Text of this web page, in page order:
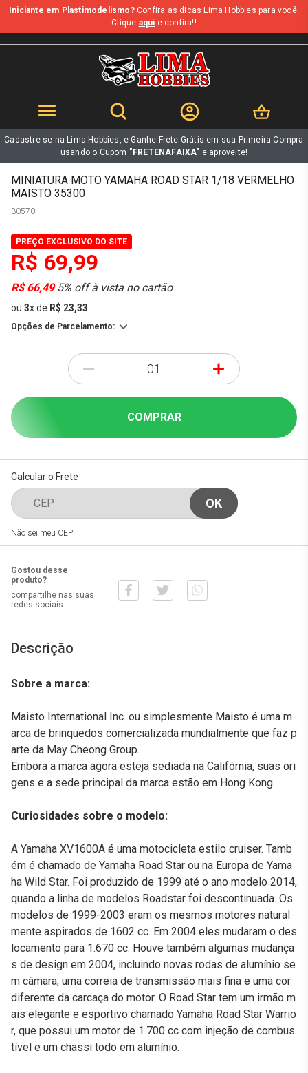
b
Iniciante em Plastimodelismo?Confira as dicas Lima Hobbies para você.
Clique aqui e confira!!
Cadastre-se na Lima Hobbies, e Ganhe Frete Grátis em sua Primeira Compra
usando o Cupom "FRETENAFAIXA" e aproveite!
MINIATURA MOTO YAMAHA ROAD STAR 1/18 VERMELHO
MAISTO 35300
30570
PREÇO EXCLUSIVO DO SITE
R$ 69,99
R$ 66,495% off à vista no cartão
ou 3xde R$ 23,33
Opções de Parcelamento:
- +
COMPRAR
Calcular o Frete
Não sei meu CEP
Gostou desse
produto?
compartilhe nas suas
redes sociais
Descrição
Sobre a marca:
Maisto International Inc. ou simplesmente Maisto é uma m
arca de brinquedos comercializada mundialmente que faz p
arte da May Cheong Group.
Embora a marca agora esteja sediada na Califórnia, suas ori
gens e a sede principal da marca estão em Hong Kong.
Curiosidades sobre o modelo:
A Yamaha XV1600A é uma motocicleta estilo cruiser. Tamb
ém é chamado de Yamaha Road Star ou na Europa de Yama
ha Wild Star. Foi produzido de 1999 até o ano modelo 2014,
quando a linha de modelos Roadstar foi descontinuada. Os
modelos de 1999-2003 eram os mesmos motores natural
mente aspirados de 1602 cc. Em 2004 eles mudaram o des
locamento para 1.670 cc. Houve também algumas mudança
s de design em 2004, incluindo novas rodas de alumínio se
m câmara, uma correia de transmissão mais fina e uma cor
diferente da carcaça do motor. O Road Star tem um irmão m
ais elegante e esportivo chamado Yamaha Road Star Warrio
r, que possui um motor de 1.700 cc com injeção de combus
tível e um chassi todo em alumínio.